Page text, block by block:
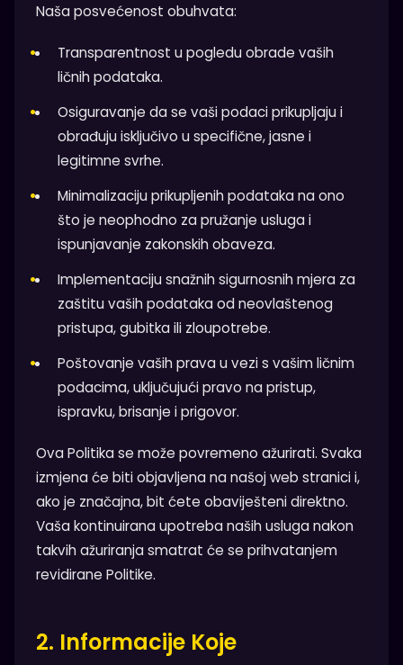
Naša posvećenost obuhvata:
Transparentnost u pogledu obrade vaših
ličnih podataka.
Osiguravanje da se vaši podaci prikupljaju i
obrađuju isključivo u specifične, jasne i
legitimne svrhe.
Minimalizaciju prikupljenih podataka na ono
što je neophodno za pružanje usluga i
ispunjavanje zakonskih obaveza.
Implementaciju snažnih sigurnosnih mjera za
zaštitu vaših podataka od neovlaštenog
pristupa, gubitka ili zloupotrebe.
Poštovanje vaših prava u vezi s vašim ličnim
podacima, uključujući pravo na pristup,
ispravku, brisanje i prigovor.
Ova Politika se može povremeno ažurirati. Svaka
izmjena će biti objavljena na našoj web stranici i,
ako je značajna, bit ćete obaviješteni direktno.
Vaša kontinuirana upotreba naših usluga nakon
takvih ažuriranja smatrat će se prihvatanjem
revidirane Politike.
2. Informacije Koje